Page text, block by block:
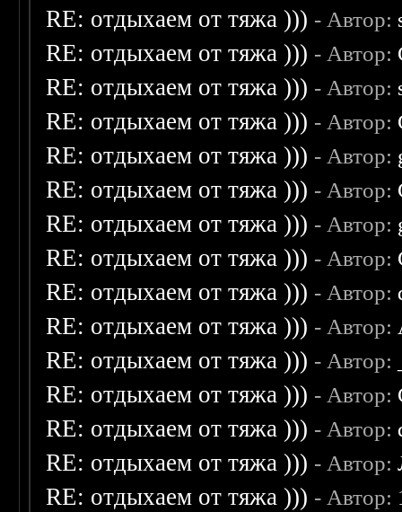
RE: отдыхаем от тяжа ))) - Автор:
RE: отдыхаем от тяжа ))) - Автор:
RE: отдыхаем от тяжа ))) - Автор:
RE: отдыхаем от тяжа ))) - Автор:
RE: отдыхаем от тяжа ))) - Автор:
RE: отдыхаем от тяжа ))) - Автор:
RE: отдыхаем от тяжа ))) - Автор:
RE: отдыхаем от тяжа ))) - Автор:
RE: отдыхаем от тяжа ))) - Автор:
RE: отдыхаем от тяжа ))) - Автор:
RE: отдыхаем от тяжа ))) - Автор:
RE: отдыхаем от тяжа ))) - Автор:
RE: отдыхаем от тяжа ))) - Автор:
RE: отдыхаем от тяжа ))) - Автор:
RE: отдыхаем от тяжа ))) - Автор: